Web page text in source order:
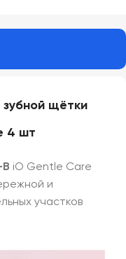
зубной щётки
4 шт
iO Gentle Care
и
участков